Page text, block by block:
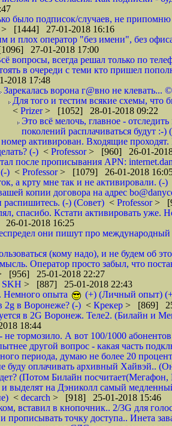
было подписок/случаев, не
> [1444] 27-01-2018 16:16
и плох оператор "без имени", без
27-01-2018 17:00
вопросы, всегда решал только по
в очереди с теми кто пришел
2018 17:48
Зарекалась ворона г@вно не клевать...
Для того и тестим всякие схемы, что
< Prizer> [1052] 28-01-2018 09:22
Это всё мелочь, главное -
поколений расплачиваться будут :-)
активирован. Входящие проходят.
(-) < Professor> [960] 26-01-
после прописывания APN:
) < Professor> [1079] 26-01-2018
а крту мне так и не активировали. (-)
копии договора на адрес
(-) (Совет) < Professor>
спасибо. Кстати активировать уже.
01-2018 16:25
они пишут про
(кому надо), и не будем об
Оператор просто забыл, что
[956] 25-01-2018 22:27
SKH > [887] 25-01-2018 22:43
Немного опыта
(+) (Личный опыт)
2g в Воронеже? (-) < Крекер > [869]
в 2G Воронеж. Теле2. (Билайн и
18:44
не тормозило. А вот 100/1000
другой вопрос - какая часть
периода, думаю не более 20
буду оплачивать архивный Хайвэй..
(Потом Билайн
выделят на Дэниколл самый
< decarch > [918] 25-01-2018 15:46
вставил в кнопочник.. 2/3G для
и прописывать точку доступа.. Инета